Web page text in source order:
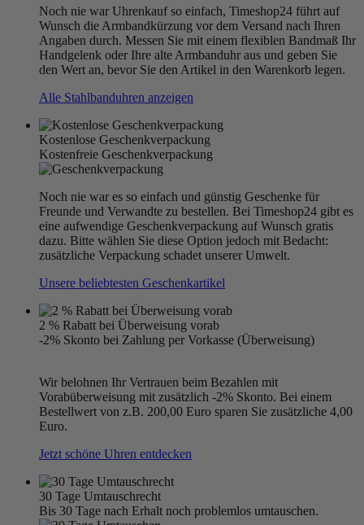
Noch nie war Uhrenkauf so einfach, Timeshop24 führt auf
Wunsch die Armbandkürzung vor dem Versand nach Ihren
Angaben durch. Messen Sie mit einem flexiblen Bandmaß Ihr
Handgelenk oder Ihre alte Armbanduhr aus und geben Sie
den Wert an, bevor Sie den Artikel in den Warenkorb legen.
Alle Stahlbanduhren anzeigen
Kostenlose Geschenkverpackung
Kostenfreie Geschenkverpackung
Noch nie war es so einfach und günstig Geschenke für
Freunde und Verwandte zu bestellen. Bei Timeshop24 gibt es
eine aufwendige Geschenkverpackung auf Wunsch gratis
dazu. Bitte wählen Sie diese Option jedoch mit Bedacht:
zusätzliche Verpackung schadet unserer Umwelt.
Unsere beliebtesten Geschenkartikel
2 % Rabatt bei Überweisung vorab
-2% Skonto bei Zahlung per Vorkasse (Überweisung)
Wir belohnen Ihr Vertrauen beim Bezahlen mit
Vorabüberweisung mit zusätzlich -2% Skonto. Bei einem
Bestellwert von z.B. 200,00 Euro sparen Sie zusätzliche 4,00
Euro.
Jetzt schöne Uhren entdecken
30 Tage Umtauschrecht
Bis 30 Tage nach Erhalt noch problemlos umtauschen.